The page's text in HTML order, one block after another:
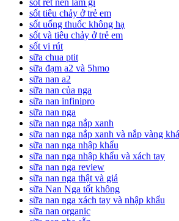
sốt tiêu chảy ở trẻ em
sốt uống thuốc không hạ
sốt và tiêu chảy ở trẻ em
sốt vi rút
sữa chua ptit
sữa đạm a2 và 5hmo
sữa nan a2
sữa nan của nga
sữa nan infinipro
sữa nan nga
sữa nan nga nắp xanh
sữa nan nga nắp xanh và nắp vàng
sữa nan nga nhập khẩu
sữa nan nga nhập khẩu và xách tay
sữa nan nga review
sữa nan nga thật và giả
sữa Nan Nga tốt không
sữa nan nga xách tay và nhập khẩu
sữa nan organic